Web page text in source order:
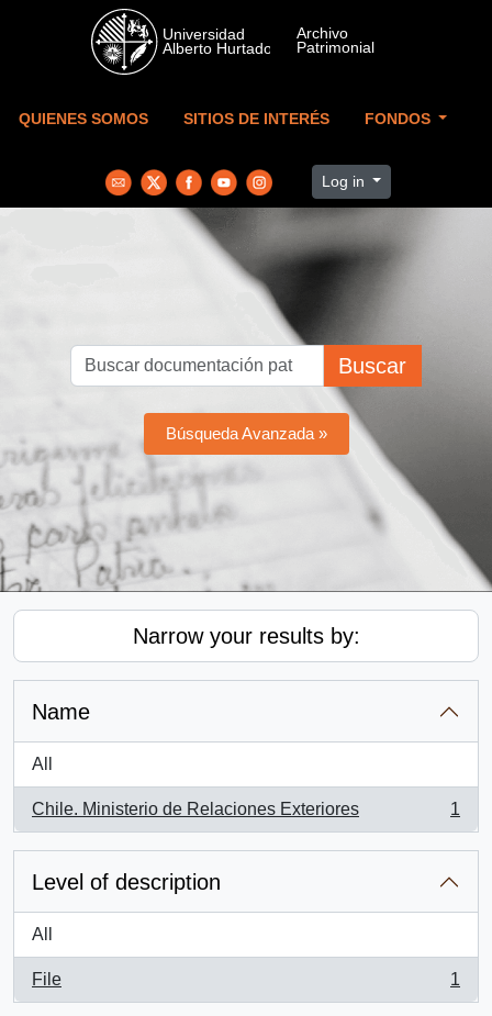
Skip to main content
QUIENES SOMOS SITIOS DE INTERÉS FONDOS
Log in
Buscar
Búsqueda Avanzada »
Narrow your results by:
Name
All
Chile. Ministerio de Relaciones Exteriores
, 1 results
1
Level of description
All
File
, 1 results
1